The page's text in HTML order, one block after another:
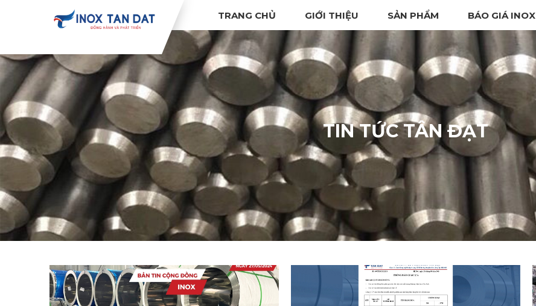
TRANG CHỦ GIỚI THIỆU SẢN PHẨM BÁO GIÁ INOX
TIN TỨC TÂN ĐẠT